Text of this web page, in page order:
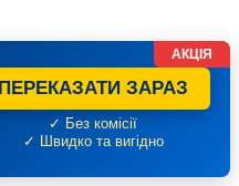
ПЕРЕКАЗАТИ ЗАРАЗ
✓ Без комісії
✓ Швидко та вигідно
АКЦІЯ